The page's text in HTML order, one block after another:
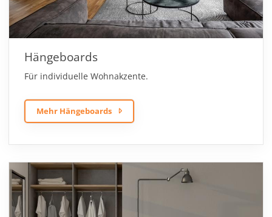
Hängeboards
Für individuelle Wohnakzente.
Mehr Hängeboards